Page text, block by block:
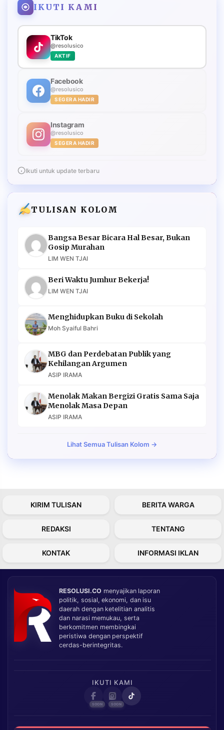
IKUTI KAMI
TikTok
@resolusico
AKTIF
Facebook
@resolusico
SEGERA HADIR
Instagram
@resolusico
SEGERA HADIR
Ikuti untuk update terbaru
TULISAN KOLOM
Bangsa Besar Bicara Hal Besar, Bukan
Gosip Murahan
LIM WEN TJAI
Beri Waktu Jumhur Bekerja!
LIM WEN TJAI
Menghidupkan Buku di Sekolah
Moh Syaiful Bahri
MBG dan Perdebatan Publik yang
Kehilangan Argumen
ASIP IRAMA
Menolak Makan Bergizi Gratis Sama Saja
Menolak Masa Depan
ASIP IRAMA
Lihat Semua Tulisan Kolom →
KIRIM TULISAN BERITA WARGA
REDAKSI TENTANG
KONTAK INFORMASI IKLAN
RESOLUSI.CO menyajikan laporan
politik, sosial, ekonomi, dan isu
daerah dengan ketelitian analitis
dan narasi memukau, serta
berkomitmen membingkai
peristiwa dengan perspektif
cerdas-berintegritas.
IKUTI KAMI